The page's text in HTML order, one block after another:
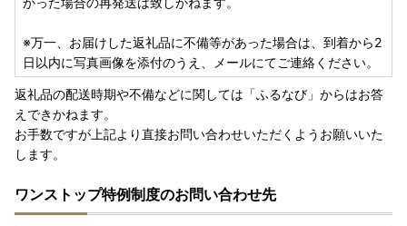
※万一、お届けした返礼品に不備等があった場合は、到着から2
日以内に写真画像を添付のうえ、メールにてご連絡ください。
返礼品の配送時期や不備などに関しては「ふるなび」からはお答
えできかねます。
お手数ですが上記より直接お問い合わせいただくようお願いいた
します。
ワンストップ特例制度のお問い合わせ先